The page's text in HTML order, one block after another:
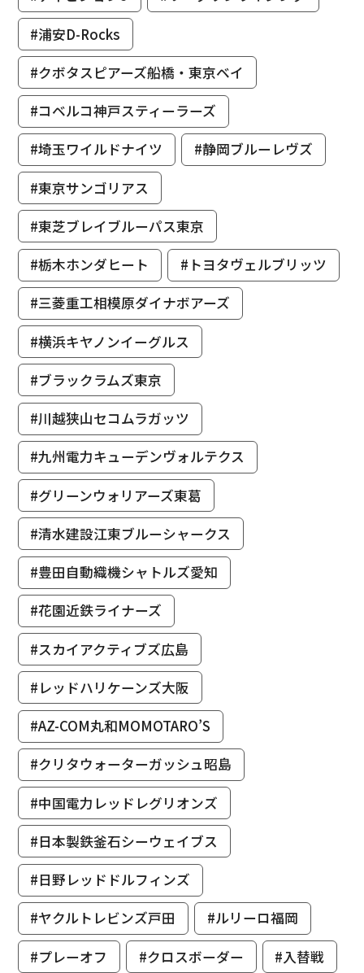
#浦安D-Rocks
#クボタスピアーズ船橋・東京ベイ
#コベルコ神戸スティーラーズ
#埼玉ワイルドナイツ
#静岡ブルーレヴズ
#東京サンゴリアス
#東芝ブレイブルーパス東京
#栃木ホンダヒート
#トヨタヴェルブリッツ
#三菱重工相模原ダイナボアーズ
#横浜キヤノンイーグルス
#ブラックラムズ東京
#川越狭山セコムラガッツ
#九州電力キューデンヴォルテクス
#グリーンウォリアーズ東葛
#清水建設江東ブルーシャークス
#豊田自動織機シャトルズ愛知
#花園近鉄ライナーズ
#スカイアクティブズ広島
#レッドハリケーンズ大阪
#AZ-COM丸和MOMOTARO’S
#クリタウォーターガッシュ昭島
#中国電力レッドレグリオンズ
#日本製鉄釜石シーウェイブス
#日野レッドドルフィンズ
#ヤクルトレビンズ戸田
#ルリーロ福岡
#プレーオフ
#クロスボーダー #入替戦